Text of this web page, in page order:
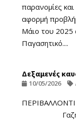
παρανομίες
αφορμή
Μάιο του 2025
Παγασητικό....
Δεξαμενές
10/05/2026
Γαζή 216,